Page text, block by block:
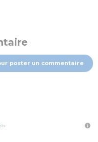
poster un commentaire